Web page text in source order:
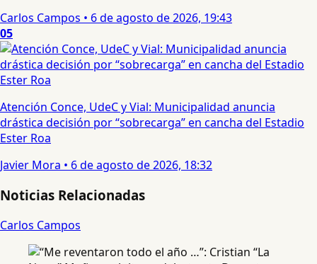
Carlos Campos • 6 de agosto de 2026, 19:43
05
Atención Conce, UdeC y Vial: Municipalidad anuncia
drástica decisión por “sobrecarga” en cancha del Estadio
Ester Roa
Javier Mora • 6 de agosto de 2026, 18:32
Noticias Relacionadas
Carlos Campos